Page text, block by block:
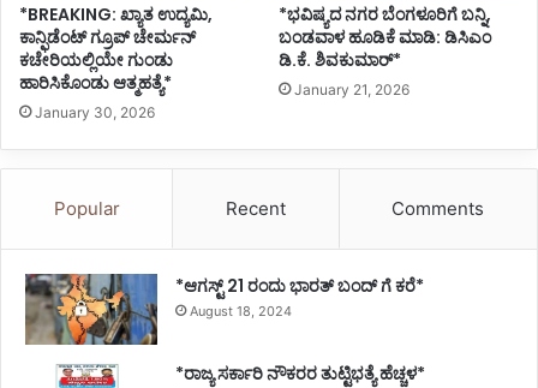
*BREAKING: ಖ್ಯಾತ ಉದ್ಯಮಿ,
ಕಾನ್ಫಿಡೆಂಟ್ ಗ್ರೂಪ್ ಚೇರ್ಮನ್
ಕಚೇರಿಯಲ್ಲಿಯೇ ಗುಂಡು
ಹಾರಿಸಿಕೊಂಡು ಆತ್ಮಹತ್ಯೆ*
January 30, 2026
*ಭವಿಷ್ಯದ ನಗರ ಬೆಂಗಳೂರಿಗೆ ಬನ್ನಿ,
ಬಂಡವಾಳ ಹೂಡಿಕೆ ಮಾಡಿ: ಡಿಸಿಎಂ
ಡಿ.ಕೆ. ಶಿವಕುಮಾರ್*
January 21, 2026
Popular Recent Comments
*ಆಗಸ್ಟ್ 21 ರಂದು ಭಾರತ್‌ ಬಂದ್‌ ಗೆ ಕರೆ*
August 18, 2024
*ರಾಜ್ಯ ಸರ್ಕಾರಿ ನೌಕರರ ತುಟ್ಟಿಭತ್ಯೆ ಹೆಚ್ಚಳ*